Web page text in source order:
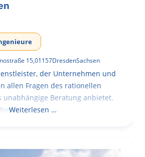
15,01157DresdenSachsen
der Unternehmen und
allen Fragen des rationellen
unabhängige Beratung anbietet.
Weiterlesen …